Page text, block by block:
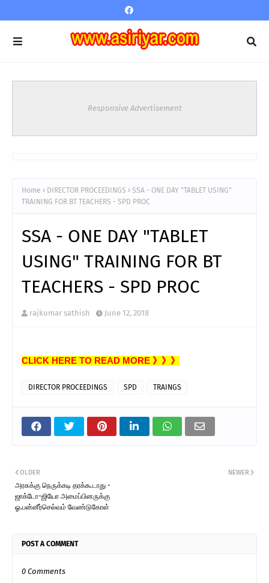
Responsive Advertisement
Home DIRECTOR PROCEEDINGS
SSA - ONE DAY "TABLET USING"
TRAINING FOR BT TEACHERS - SPD PROC
SSA - ONE DAY "TABLET
USING" TRAINING FOR BT
TEACHERS - SPD PROC
rajkumar sathish June 12, 2018
CLICK HERE TO READ MORE 》》》
DIRECTOR PROCEEDINGS SPD TRAINGS
NEWER
OLDER
அரசுக்கு நெருக்கடி தரக்கூடாது -
ஜாக்டோ-ஜியோ அமைப்பினருக்கு
ஓ.பன்னீர்செல்வம் வேண்டுகோள்
POST A COMMENT
0 Comments